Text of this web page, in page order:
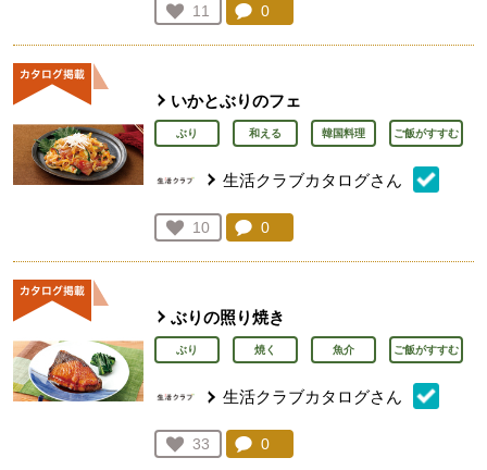
お気に入り登録：
11
人が登録
コメント：
0
いかとぶりのフェ
ぶり 和える 韓国料理 ご飯がすすむ
生活クラブカタログさん
お気に入り登録：
10
人が登録
コメント：
0
ぶりの照り焼き
ぶり 焼く 魚介 ご飯がすすむ
生活クラブカタログさん
お気に入り登録：
33
人が登録
コメント：
0